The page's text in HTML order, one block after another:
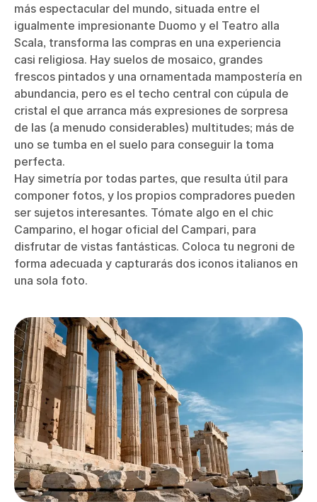
más espectacular del mundo, situada entre el
igualmente impresionante Duomo y el Teatro alla
Scala, transforma las compras en una experiencia
casi religiosa. Hay suelos de mosaico, grandes
frescos pintados y una ornamentada mampostería en
abundancia, pero es el techo central con cúpula de
cristal el que arranca más expresiones de sorpresa
de las (a menudo considerables) multitudes; más de
uno se tumba en el suelo para conseguir la toma
perfecta.
Hay simetría por todas partes, que resulta útil para
componer fotos, y los propios compradores pueden
ser sujetos interesantes. Tómate algo en el chic
Camparino, el hogar oficial del Campari, para
disfrutar de vistas fantásticas. Coloca tu negroni de
forma adecuada y capturarás dos iconos italianos en
una sola foto.